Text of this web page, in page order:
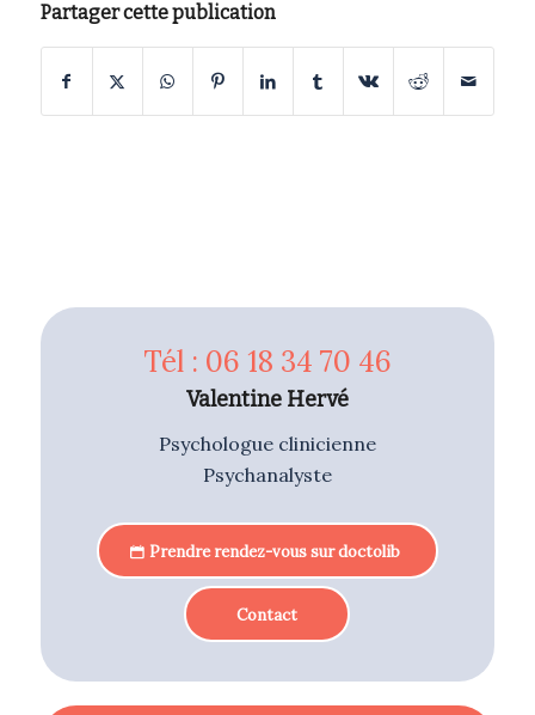
Partager cette publication
Tél : 06 18 34 70 46
Valentine Hervé
Psychologue clinicienne
Psychanalyste
Prendre rendez-vous sur doctolib
Contact